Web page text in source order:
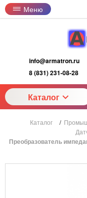
Меню
info@armatron.ru
8 (831) 231-08-28
Каталог
Каталог /
Преобразователь